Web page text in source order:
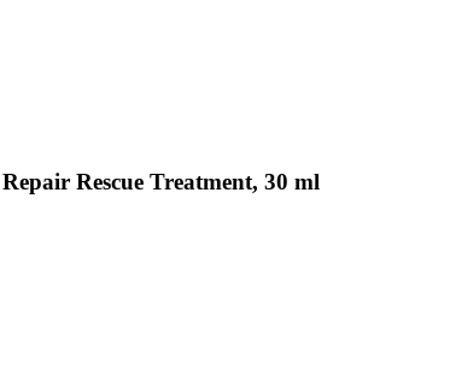
Rescue Treatment, 30 ml